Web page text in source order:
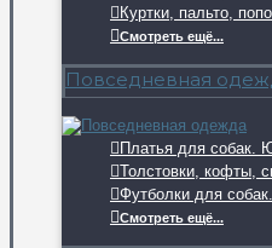
Куртки, пальто,
Смотреть ещё...
Повседневная
Платья для собак.
Толстовки, кофты,
Футболки для
Смотреть ещё...